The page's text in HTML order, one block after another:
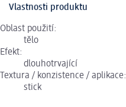
Vlastnosti produktu
Oblast použití:
tělo
Efekt:
dlouhotrvající
Textura / konzistence / aplikace:
stick